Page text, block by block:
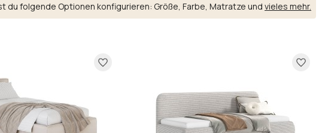
du folgende Optionen konfigurieren: Größe, Farbe, Matratze und vieles mehr.